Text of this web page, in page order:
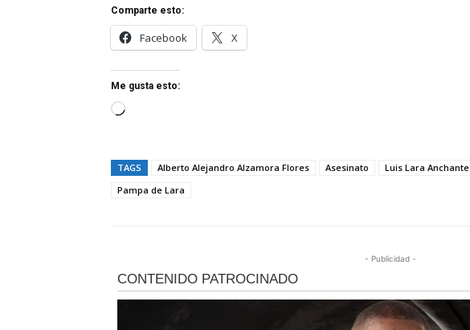
Comparte esto:
Facebook X
Me gusta esto:
C
g
a
.
.
TAGS Alberto Alejandro Alzamora Flores Asesinato Luis Lara Anchante
Pampa de Lara
- Publicidad -